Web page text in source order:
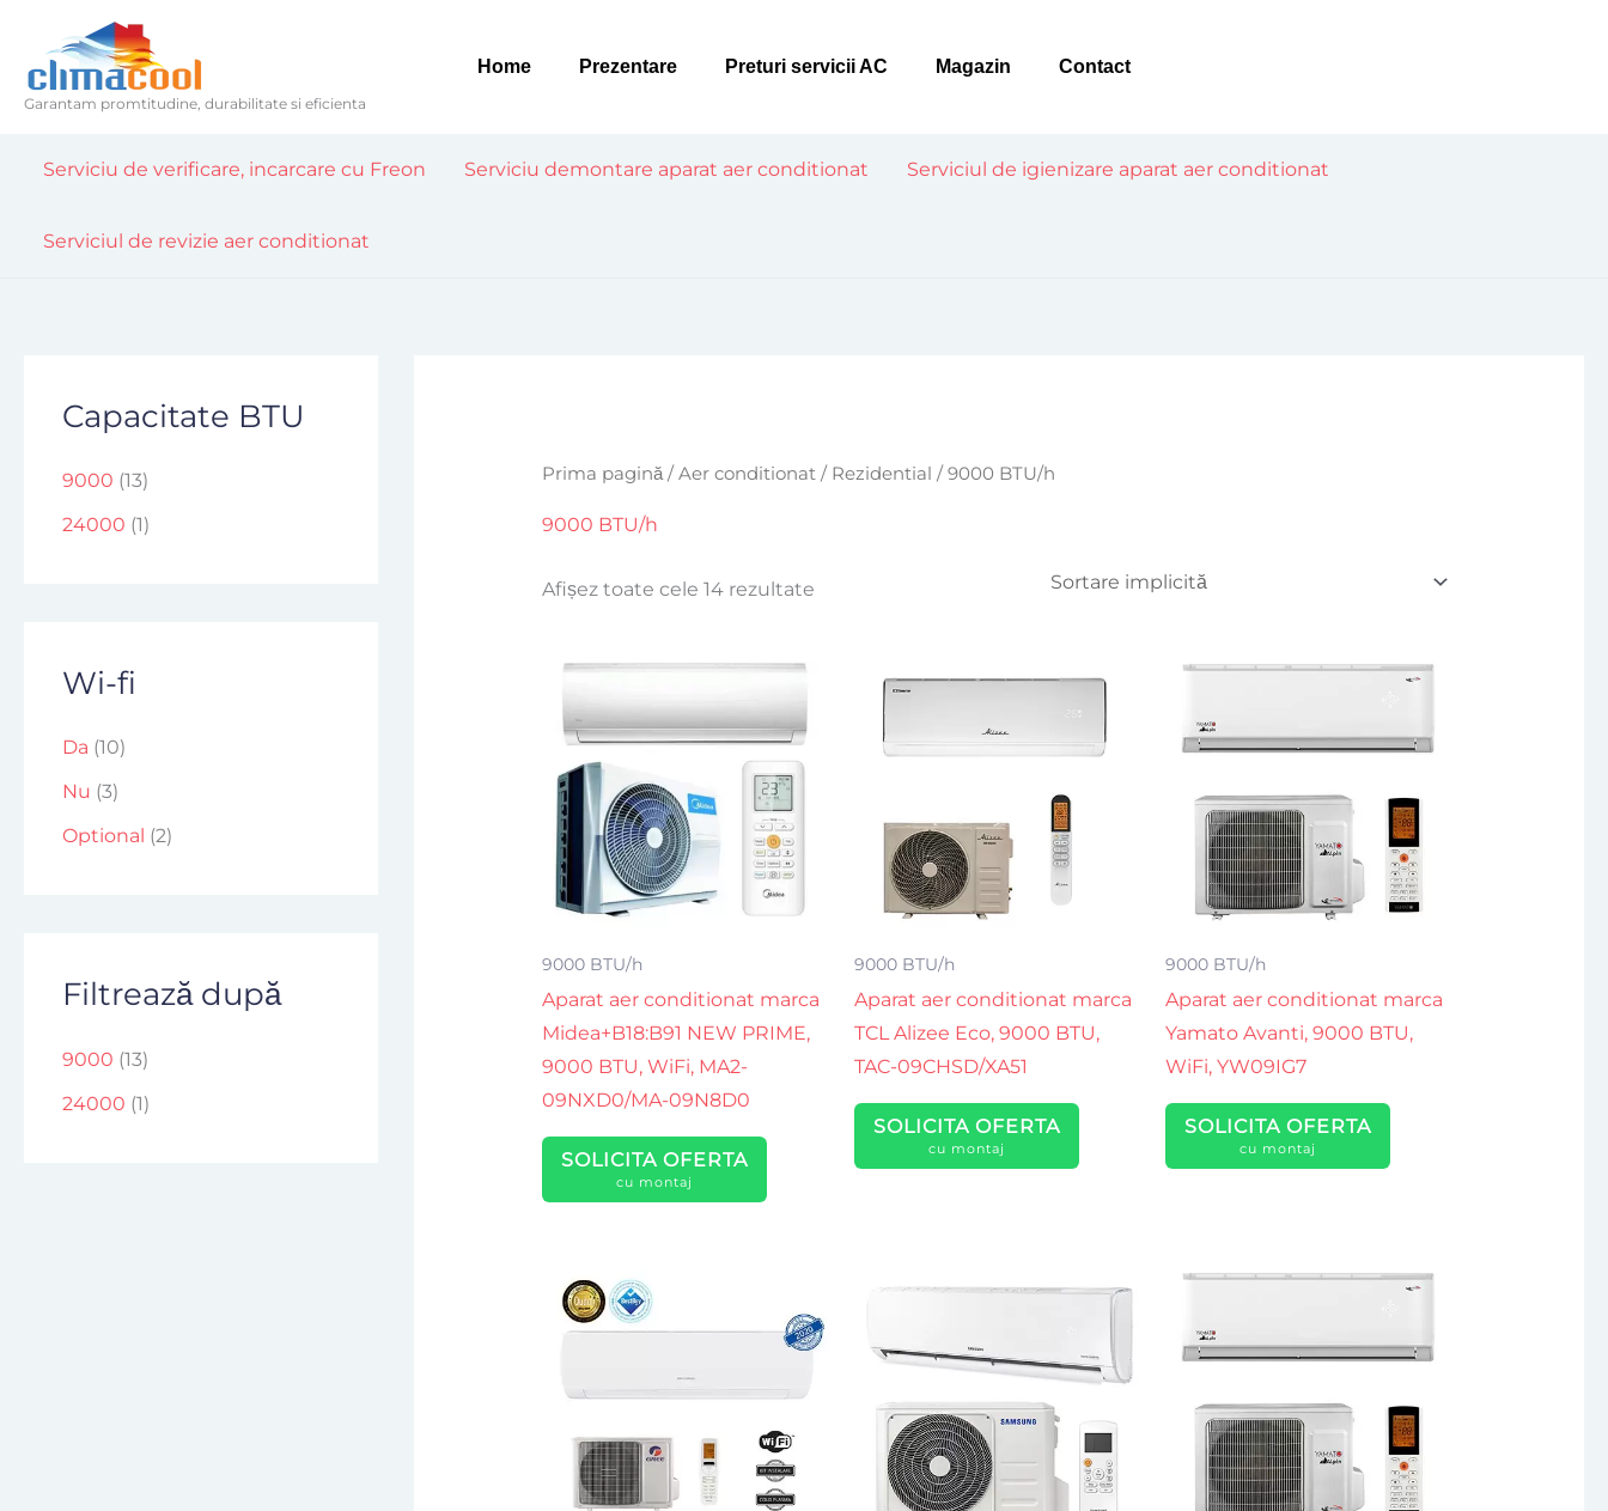
content
Garantam promtitudine, durabilitate si eficienta
Home Prezentare Preturi servicii AC Magazin Contact
Serviciu de verificare, incarcare cu Freon Serviciu demontare aparat aer conditionat Serviciul de igienizare aparat aer conditionat
Serviciul de revizie aer conditionat
Capacitate BTU
9000 (13)
24000 (1)
Wi-fi
Da (10)
Nu (3)
Optional (2)
Filtrează după
9000 (13)
24000 (1)
Prima pagină/ Aer conditionat/ Rezidential / 9000 BTU/h
9000 BTU/h
Afișez toate cele 14 rezultate
9000 BTU/h
Aparat aer conditionat marca
Midea+B18:B91 NEW PRIME,
9000 BTU, WiFi, MA2-
09NXD0/MA-09N8D0
SOLICITA OFERTA
cu montaj
9000 BTU/h
Aparat aer conditionat marca
TCL Alizee Eco, 9000 BTU,
TAC-09CHSD/XA51
SOLICITA OFERTA
cu montaj
9000 BTU/h
Aparat aer conditionat marca
Yamato Avanti, 9000 BTU,
WiFi, YW09IG7
SOLICITA OFERTA
cu montaj